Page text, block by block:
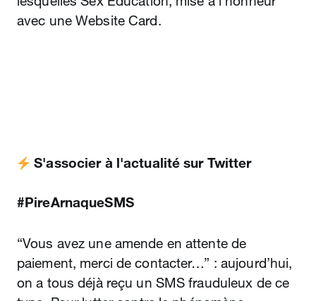
avec une Website Card.
️ S'associer à l'actualité sur Twitter
#PireArnaqueSMS
“Vous avez une amende en attente de
paiement, merci de contacter…” : aujourd’hui,
on a tous déjà reçu un SMS frauduleux de ce